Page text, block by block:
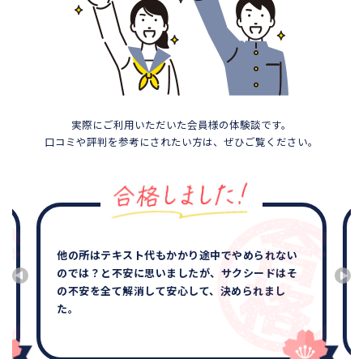
実際にご利用いただいた会員様の体験談です。
口コミや評判を参考にされたい方は、ぜひご覧ください。
他の所はテキスト代もかかり途中でやめられない
のでは？と不安に思いましたが、サクシードはそ
の不安を全て解消して安心して、決められまし
た。